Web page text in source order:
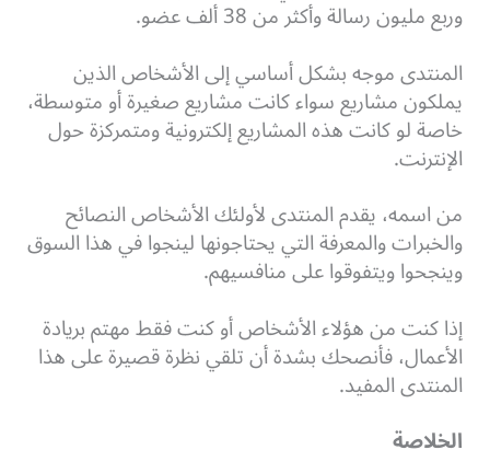
وربع مليون رسالة وأكثر من 38 ألف عضو.
المنتدى موجه بشكل أساسي إلى الأشخاص الذين
يملكون مشاريع سواء كانت مشاريع صغيرة أو متوسطة،
خاصة لو كانت هذه المشاريع إلكترونية ومتمركزة حول
الإنترنت.
من اسمه، يقدم المنتدى لأولئك الأشخاص النصائح
والخبرات والمعرفة التي يحتاجونها لينجوا في هذا السوق
وينجحوا ويتفوقوا على منافسيهم.
إذا كنت من هؤلاء الأشخاص أو كنت فقط مهتم بريادة
الأعمال، فأنصحك بشدة أن تلقي نظرة قصيرة على هذا
المنتدى المفيد.
الخلاصة